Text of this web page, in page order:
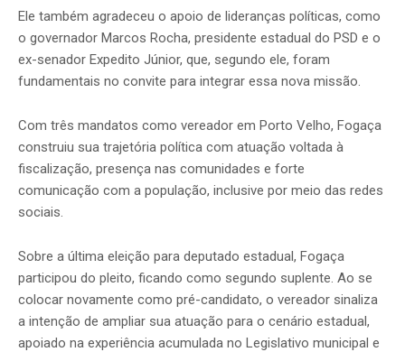
Ele também agradeceu o apoio de lideranças políticas, como
o governador Marcos Rocha, presidente estadual do PSD e o
ex-senador Expedito Júnior, que, segundo ele, foram
fundamentais no convite para integrar essa nova missão.
Com três mandatos como vereador em Porto Velho, Fogaça
construiu sua trajetória política com atuação voltada à
fiscalização, presença nas comunidades e forte
comunicação com a população, inclusive por meio das redes
sociais.
Sobre a última eleição para deputado estadual, Fogaça
participou do pleito, ficando como segundo suplente. Ao se
colocar novamente como pré-candidato, o vereador sinaliza
a intenção de ampliar sua atuação para o cenário estadual,
apoiado na experiência acumulada no Legislativo municipal e